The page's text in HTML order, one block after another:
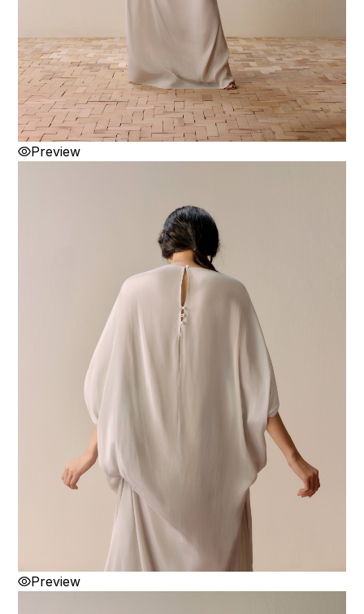
Preview
Preview